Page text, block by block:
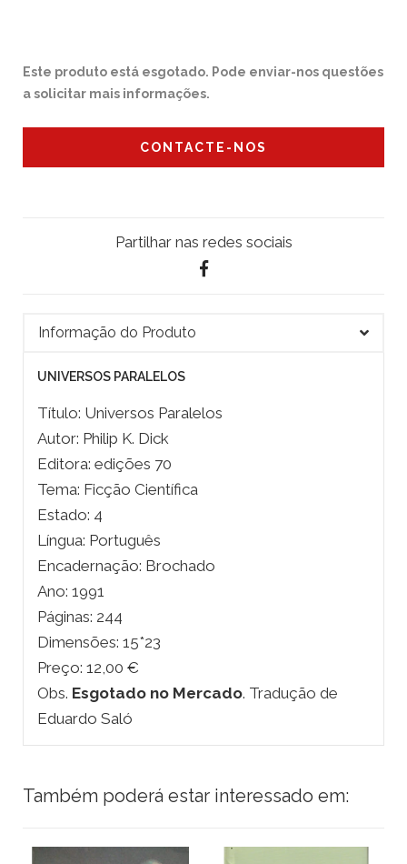
Este produto está esgotado. Pode enviar-nos questões
a solicitar mais informações.
CONTACTE-NOS
Partilhar nas redes sociais
Informação do Produto
UNIVERSOS PARALELOS
Título: Universos Paralelos
Autor: Philip K. Dick
Editora: edições 70
Tema: Ficção Científica
Estado: 4
Língua: Português
Encadernação: Brochado
Ano: 1991
Páginas: 244
Dimensões: 15*23
Preço: 12,00 €
Obs. Esgotado no Mercado. Tradução de
Eduardo Saló
Também poderá estar interessado em: